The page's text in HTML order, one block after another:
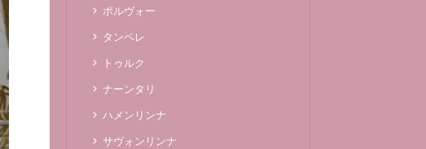
ポルヴォー
タンペレ
トゥルク
ナーンタリ
ハメンリンナ
サヴォンリンナ